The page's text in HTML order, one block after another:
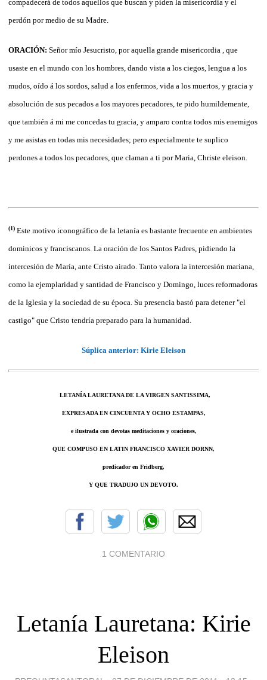
compadecerá de todos aquellos que buscan y piden la misericordia y el
perdón por medio de su Madre.
ORACIÓN: Señor mío Jesucristo, por aquella grande misericordia , que
usaste en el mundo con los hombres, dando vista a los ciegos, lengua a los
mudos, oído á los sordos, salud a los enfermos, vida a los muertos, y gracia y
absolución de sus pecados a los mayores pecadores, te pido humildemente,
que también á mi me concedas tu gracia, y amparo contra todos mis enemigos
y me asistas en todas mis necesidades; pero especialmente te suplico
perdones a todos los pecadores, que claman a ti por Maria, Christe eleison.
(1) Este motivo iconográfico de la letanía es bastante frecuente en ambientes
dominicos y franciscanos. La oración de los Santos Padres, pidiendo la
intercesión de María, ante Cristo airado. Tanto valora la intercesión mariana,
como la ejemplaridad y santidad de Francisco y Domingo, luces reformadoras
de la Iglesia y la sociedad de su época. Su presencia bastó para detener "el
castigo" que Cristo tendría preparado para la humanidad.
Súplica anterior: Kirie Eleison
LETANÍA LAURETANA DE LA VIRGEN SANTISSIMA,
EXPRESADA EN CINCUENTA Y OCHO ESTAMPAS,
e ilustrada con devotas meditaciones y oraciones,
QUE COMPUSO EN LATIN FRANCISCO XAVIER DORNN,
predicador en Fridberg,
Y QUE TRADUJO UN DEVOTO.
1 COMENTARIO
Letanía Lauretana: Kirie
Eleison